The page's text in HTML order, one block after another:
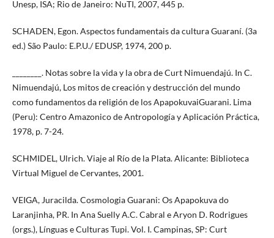
Unesp, ISA; Rio de Janeiro: NuTI, 2007, 445 p.
SCHADEN, Egon. Aspectos fundamentais da cultura Guaraní. (3a
ed.) São Paulo: E.P.U./ EDUSP, 1974, 200 p.
________. Notas sobre la vida y la obra de Curt Nimuendajú. In C.
Nimuendajú, Los mitos de creación y destrucción del mundo
como fundamentos da religión de los ApapokuvaiGuarani. Lima
(Peru): Centro Amazonico de Antropología y Aplicación Práctica,
1978, p. 7-24.
SCHMIDEL, Ulrich. Viaje al Río de la Plata. Alicante: Biblioteca
Virtual Miguel de Cervantes, 2001.
VEIGA, Juracilda. Cosmologia Guarani: Os Apapokuva do
Laranjinha, PR. In Ana Suelly A.C. Cabral e Aryon D. Rodrigues
(orgs.), Línguas e Culturas Tupi. Vol. I. Campinas, SP: Curt